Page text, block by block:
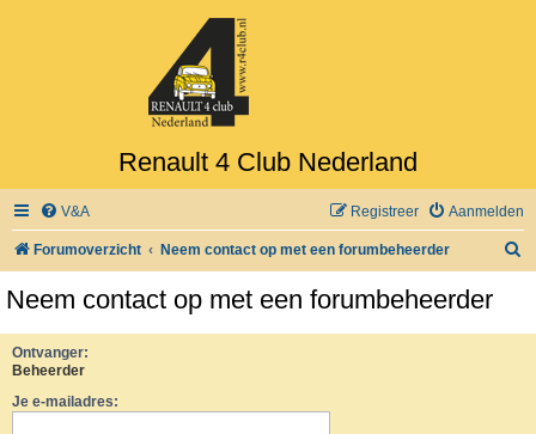
Renault 4 Club Nederland
V&A Aanmelden
Registreer
Forumoverzicht Neem contact op met een forumbeheerder
Neem contact op met een forumbeheerder
Ontvanger:
Beheerder
Je e-mailadres: